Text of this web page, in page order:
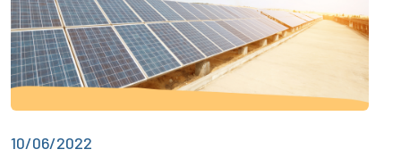
10/06/2022